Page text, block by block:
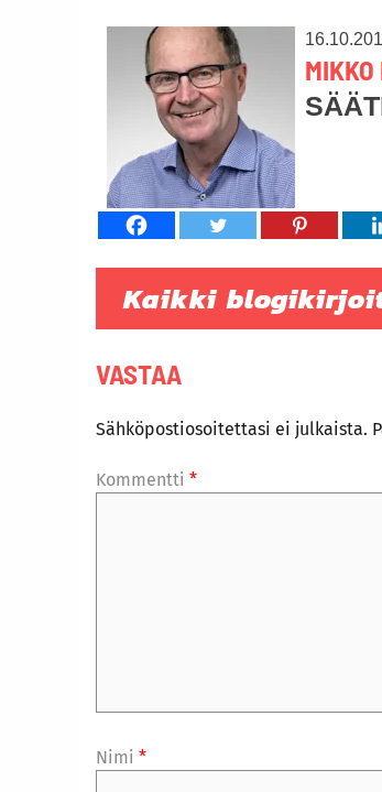
MIKKO
Kaikki
VASTAA
Sähköpostiosoitettasi ei julkaista.
Kommentti *
Nimi *